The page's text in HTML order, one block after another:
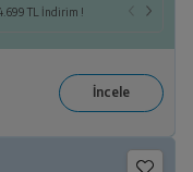
TL İndirim !